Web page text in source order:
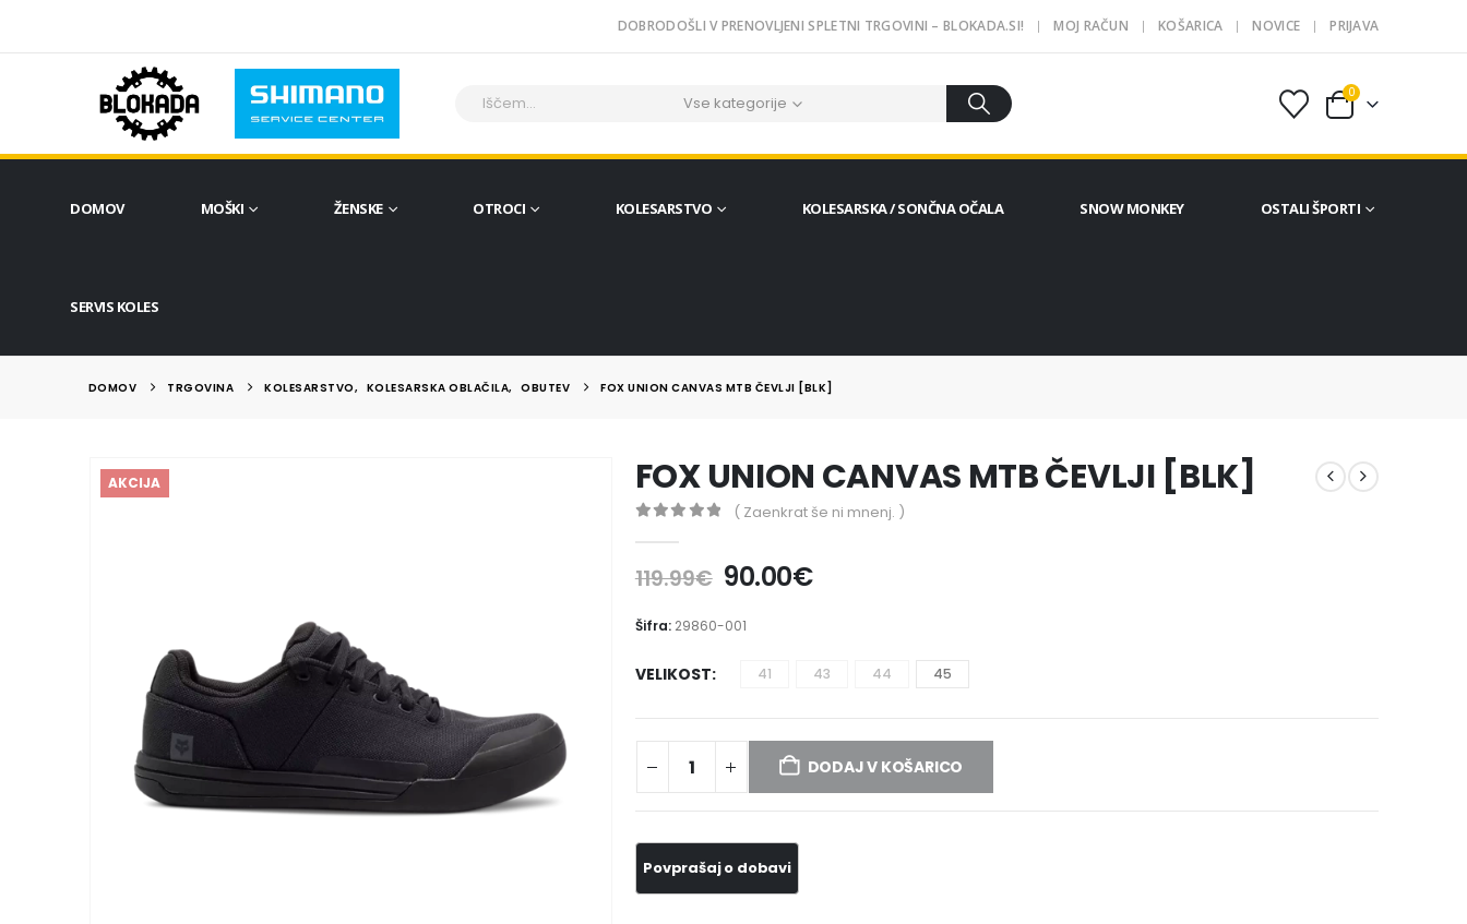
DOBRODOŠLI V PRENOVLJENI SPLETNI TRGOVINI – BLOKADA.SI! MOJ RAČUN KOŠARICA NOVICE PRIJAVA
Vse kategorije
0
DOMOV MOŠKI ŽENSKE OTROCI KOLESARSTVO KOLESARSKA / SONČNA OČALA SNOW MONKEY OSTALI ŠPORTI
SERVIS KOLES
DOMOV TRGOVINA KOLESARSTVO, KOLESARSKA OBLAČILA, OBUTEV FOX UNION CANVAS MTB ČEVLJI [BLK]
AKCIJA FOX UNION CANVAS MTB ČEVLJI [BLK]
( Zaenkrat še ni mnenj. )
119.99€ 90.00€
Šifra: 29860-001
VELIKOST 41 43 44 45
DODAJ V KOŠARICO